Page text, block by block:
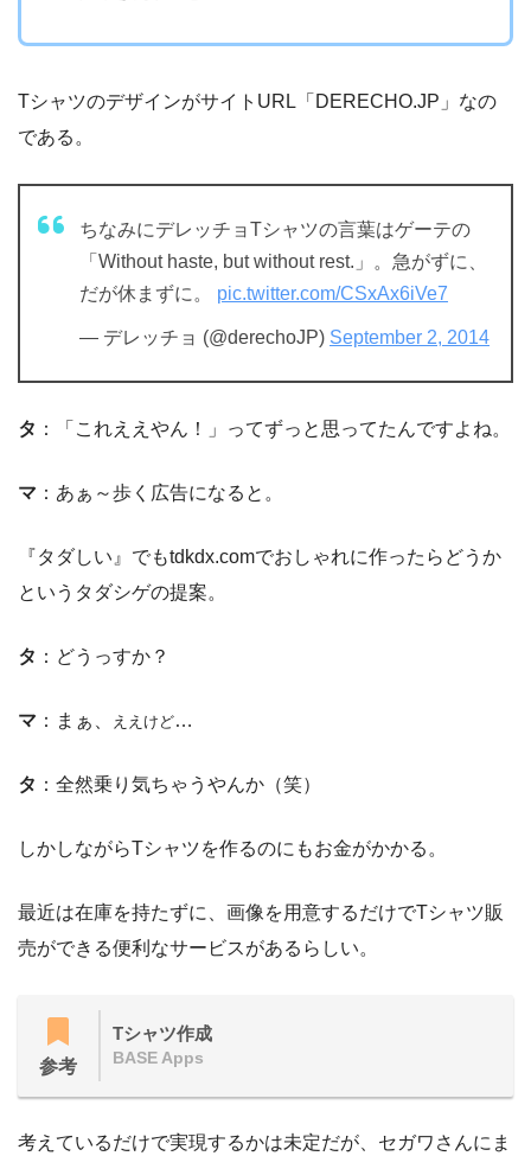
TシャツのデザインがサイトURL「DERECHO.JP」なの
である。
ちなみにデレッチョTシャツの言葉はゲーテの
「Without haste, but without rest.」。急がずに、
だが休まずに。 pic.twitter.com/CSxAx6iVe7
— デレッチョ (@derechoJP) September 2, 2014
タ ：「これええやん！」ってずっと思ってたんですよね。
マ ：あぁ～歩く広告になると。
『タダしい』でもtdkdx.comでおしゃれに作ったらどうか
というタダシゲの提案。
タ ：どうっすか？
マ ：まぁ、 ええけど…
タ ：全然乗り気ちゃうやんか（笑）
しかしながらTシャツを作るのにもお金がかかる。
最近は在庫を持たずに、画像を用意するだけでTシャツ販
売ができる便利なサービスがあるらしい。
参考
Tシャツ作成
BASE Apps
考えているだけで実現するかは未定だが、セガワさんにま